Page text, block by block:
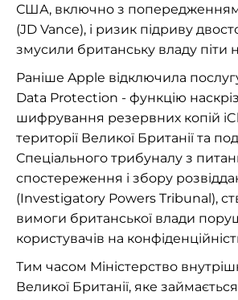
США, включно з
(JD Vance), і ризик підриву
змусили британську владу піти
Раніше Apple відключила
Data Protection - функцію
шифрування резервних копій
території Великої Британії та
Спеціального трибуналу з
спостереження і збору
(Investigatory Powers Tribunal),
вимоги британської влади
користувачів на
Тим часом Міністерство
Великої Британії, яке